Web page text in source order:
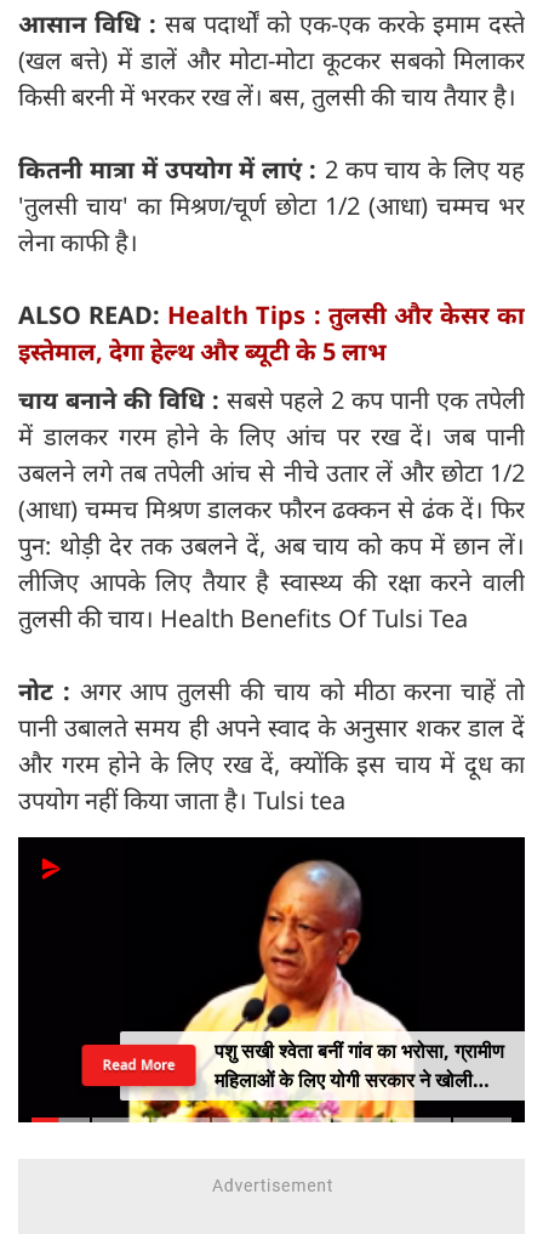
आसान विधि : सब पदार्थों को एक-एक करके इमाम दस्ते
(खल बत्ते) में डालें और मोटा-मोटा कूटकर सबको मिलाकर
किसी बरनी में भरकर रख लें। बस, तुलसी की चाय तैयार है।
कितनी मात्रा में उपयोग में लाएं : 2 कप चाय के लिए यह
'तुलसी चाय' का मिश्रण/चूर्ण छोटा 1/2 (आधा) चम्मच भर
लेना काफी है।
ALSO READ: Health Tips : तुलसी और केसर का
इस्तेमाल, देगा हेल्थ और ब्यूटी के 5 लाभ
चाय बनाने की विधि : सबसे पहले 2 कप पानी एक तपेली
में डालकर गरम होने के लिए आंच पर रख दें। जब पानी
उबलने लगे तब तपेली आंच से नीचे उतार लें और छोटा 1/2
(आधा) चम्मच मिश्रण डालकर फौरन ढक्कन से ढंक दें। फिर
पुन: थोड़ी देर तक उबलने दें, अब चाय को कप में छान लें।
लीजिए आपके लिए तैयार है स्वास्थ्य की रक्षा करने वाली
तुलसी की चाय। Health Benefits Of Tulsi Tea
नोट : अगर आप तुलसी की चाय को मीठा करना चाहें तो
पानी उबालते समय ही अपने स्वाद के अनुसार शकर डाल दें
और गरम होने के लिए रख दें, क्योंकि इस चाय में दूध का
उपयोग नहीं किया जाता है। Tulsi tea
पशु सखी श्वेता बनीं गांव का भरोसा, ग्रामीण
महिलाओं के लिए योगी सरकार ने खोली
आत्मनिर्भरता की राह
Read More